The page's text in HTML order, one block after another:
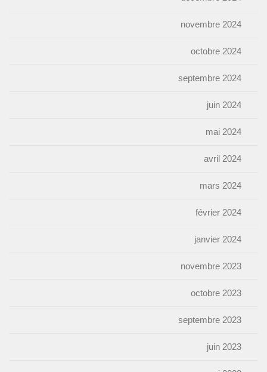
novembre 2024
octobre 2024
septembre 2024
juin 2024
mai 2024
avril 2024
mars 2024
février 2024
janvier 2024
novembre 2023
octobre 2023
septembre 2023
juin 2023